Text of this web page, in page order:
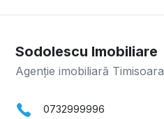
Sodolescu Imobiliare
Agenție imobiliară Timisoara
0732999996